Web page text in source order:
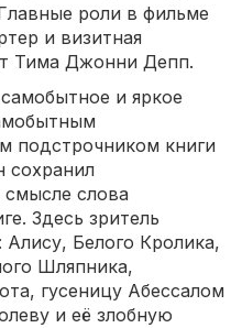
роли в фильме
и визитная
Тима Джонни Депп.
и яркое
подстрочником книги
сохранил
слова
Здесь зритель
Белого Кролика,
Шляпника,
гусеницу Абессалом
и её злобную